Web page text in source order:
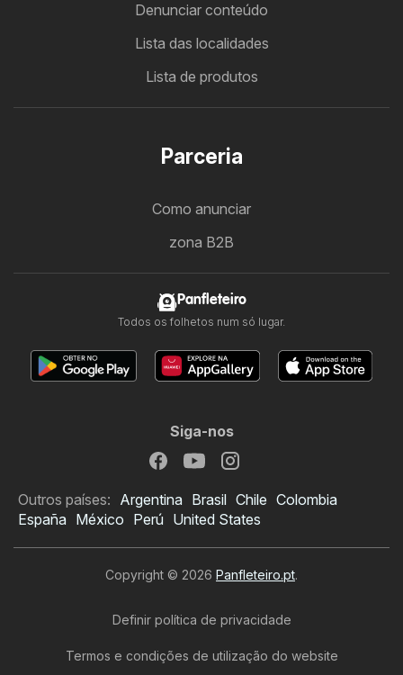
Denunciar conteúdo
Lista das localidades
Lista de produtos
Parceria
Como anunciar
zona B2B
Panfleteiro
Todos os folhetos num só lugar.
Siga-nos
Outros países: Argentina Brasil Chile Colombia
España México Perú United States
Copyright © 2026 Panfleteiro.pt.
Definir política de privacidade
Termos e condições de utilização do website